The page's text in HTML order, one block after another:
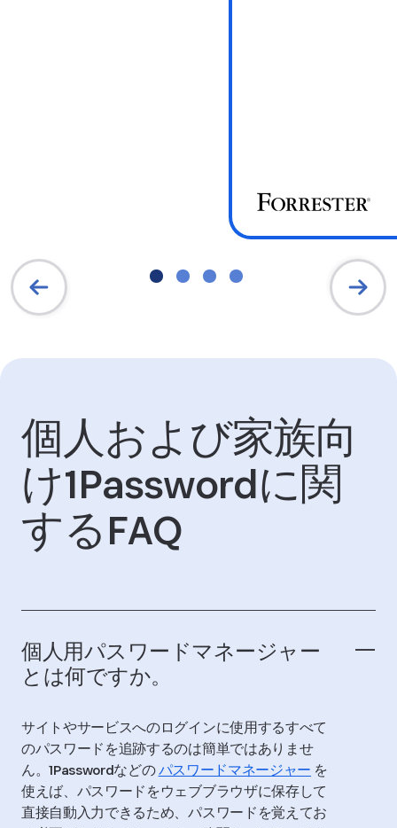
個人および家族向
け1Passwordに関
するFAQ
個人用パスワードマネージャー
とは何ですか。
サイトやサービスへのログインに使用するすべて
のパスワードを追跡するのは簡単ではありませ
ん。1Passwordなどのパスワードマネージャー を
使えば、パスワードをウェブブラウザに保存して
直接自動入力できるため、パスワードを覚えてお